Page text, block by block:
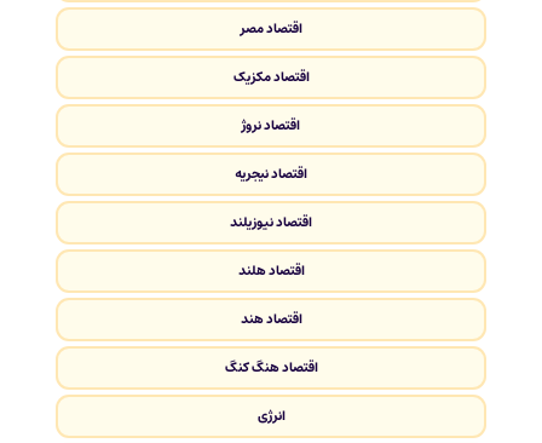
اقتصاد مصر
اقتصاد مکزیک
اقتصاد نروژ
اقتصاد نیجریه
اقتصاد نیوزیلند
اقتصاد هلند
اقتصاد هند
اقتصاد هنگ کنگ
انرژی